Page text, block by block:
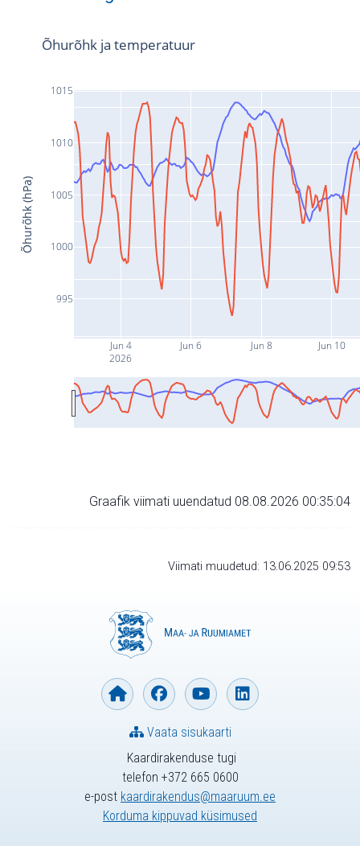
Jun 4
2026
Jun 6 Jun 8 Jun 10
995
1000
1005
1010
1015
Õhurõhk ja temperatuur
Õhurõhk (hPa)
Graafik viimati uuendatud 08.08.2026 00:35:04
Viimati muudetud: 13.06.2025 09:53
Kaardirakenduse tugi
telefon +372 665 0600
e-post kaardirakendus@maaruum.ee
Korduma kippuvad küsimused
Vaata sisukaarti